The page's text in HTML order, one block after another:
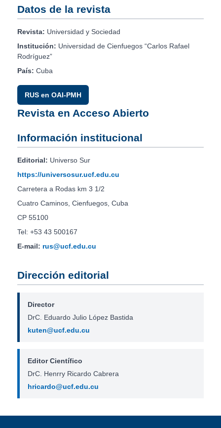
Datos de la revista
Revista: Universidad y Sociedad
Institución: Universidad de Cienfuegos “Carlos Rafael
Rodríguez”
País: Cuba
RUS en OAI-PMH
Revista en Acceso Abierto
Información institucional
Editorial: Universo Sur
https://universosur.ucf.edu.cu
Carretera a Rodas km 3 1/2
Cuatro Caminos, Cienfuegos, Cuba
CP 55100
Tel: +53 43 500167
E-mail: rus@ucf.edu.cu
Dirección editorial
Director
DrC. Eduardo Julio López Bastida
kuten@ucf.edu.cu
Editor Científico
DrC. Henrry Ricardo Cabrera
hricardo@ucf.edu.cu